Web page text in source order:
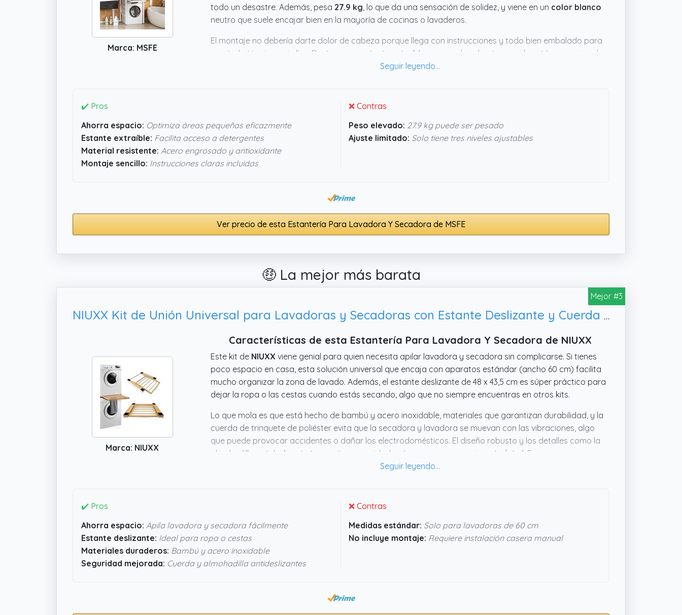
Marca: MSFE
todo un desastre. Además, pesa 27.9 kg , lo que da una sensación de solidez, y viene en un color blanco
neutro que suele encajar bien en la mayoría de cocinas o lavaderos.
El montaje no debería darte dolor de cabeza porque llega con instrucciones y todo bien embalado para
montarlo tú mismo sin líos. Destaca ese estante extraíble que puede salvarte cuando estás organizando
detergentes o suavizantes, porque tener un sitio accesible siempre ayuda y evita agacharte todo el rato.
merece la pena para hacer más cómodo el día a día.
✔️ Pros
Ahorra espacio: Optimiza áreas pequeñas eficazmente
Estante extraíble: Facilita acceso a detergentes
Material resistente: Acero engrosado y antioxidante
Montaje sencillo: Instrucciones claras incluidas
❌ Contras
Peso elevado: 27.9 kg puede ser pesado
Ajuste limitado: Solo tiene tres niveles ajustables
Ver precio de esta Estantería Para Lavadora Y Secadora de MSFE
🤑 La mejor más barata
Mejor #3
NIUXX Kit de Unión Universal para Lavadoras y Secadoras con Estante Deslizante y Cuerda de Trinquete, 47-60 cm
Marca: NIUXX
Características de esta Estantería Para Lavadora Y Secadora de NIUXX
Este kit de NIUXX viene genial para quien necesita apilar lavadora y secadora sin complicarse. Si tienes
poco espacio en casa, esta solución universal que encaja con aparatos estándar (ancho 60 cm) facilita
mucho organizar la zona de lavado. Además, el estante deslizante de 48 x 43,5 cm es súper práctico para
dejar la ropa o las cestas cuando estás secando, algo que no siempre encuentras en otros kits.
Lo que mola es que está hecho de bambú y acero inoxidable, materiales que garantizan durabilidad, y la
cuerda de trinquete de poliéster evita que la secadora y lavadora se muevan con las vibraciones, algo
que puede provocar accidentes o dañar los electrodomésticos. El diseño robusto y los detalles como la
almohadilla antideslizante transmiten seguridad, así que no parece un invento frágil. En resumen, es un
complemento útil si quieres aprovechar el espacio sin líos ni riesgos.
✔️ Pros
Ahorra espacio: Apila lavadora y secadora fácilmente
Estante deslizante: Ideal para ropa o cestas
Materiales duraderos: Bambú y acero inoxidable
Seguridad mejorada: Cuerda y almohadilla antideslizantes
❌ Contras
Medidas estándar: Solo para lavadoras de 60 cm
No incluye montaje: Requiere instalación casera manual